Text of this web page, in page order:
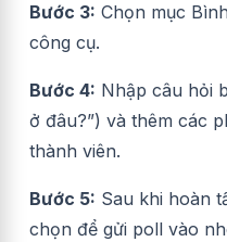
Bước 3: Chọn mục
công cụ.
Bước 4: Nhập câu hỏi
ở đâu?”) và thêm các
thành viên.
Bước 5: Sau khi hoàn
chọn để gửi poll vào